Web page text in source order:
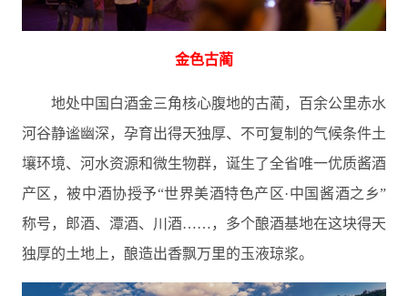
金色古蔺
地处中国白酒金三角核心腹地的古蔺，百余公里赤水
河谷静谧幽深，孕育出得天独厚、不可复制的气候条件土
壤环境、河水资源和微生物群，诞生了全省唯一优质酱酒
产区，被中酒协授予“世界美酒特色产区·中国酱酒之乡”
称号，郎酒、潭酒、川酒……，多个酿酒基地在这块得天
独厚的土地上，酿造出香飘万里的玉液琼浆。